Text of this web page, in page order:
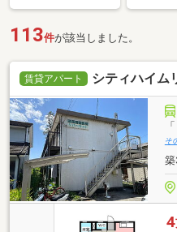
113件が該当しました。
賃貸アパート シティハイム
そ
4